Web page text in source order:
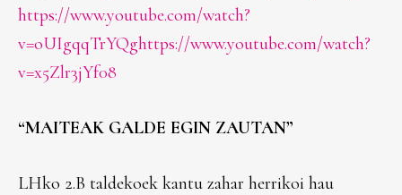
https://www.youtube.com/watch?
v=oUIgqqTrYQghttps://www.youtube.com/watch?
v=x5Zlr3jYf08
“MAITEAK GALDE EGIN ZAUTAN”
LHko 2.B taldekoek kantu zahar herrikoi hau